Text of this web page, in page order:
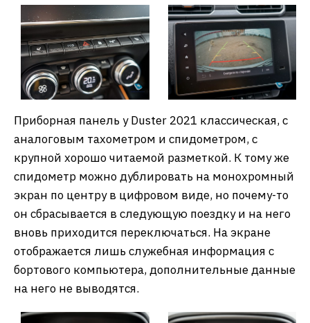
Приборная панель у Duster 2021 классическая, с
аналоговым тахометром и спидометром, с
крупной хорошо читаемой разметкой. К тому же
спидометр можно дублировать на монохромный
экран по центру в цифровом виде, но почему-то
он сбрасывается в следующую поездку и на него
вновь приходится переключаться. На экране
отображается лишь служебная информация с
бортового компьютера, дополнительные данные
на него не выводятся.